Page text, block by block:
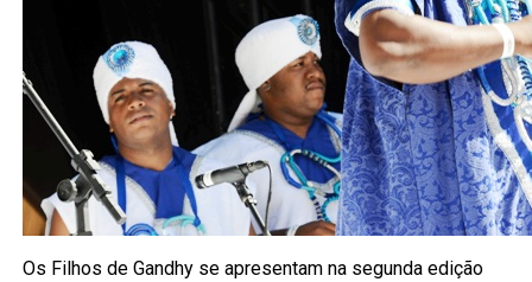
Os Filhos de Gandhy se apresentam na segunda edição